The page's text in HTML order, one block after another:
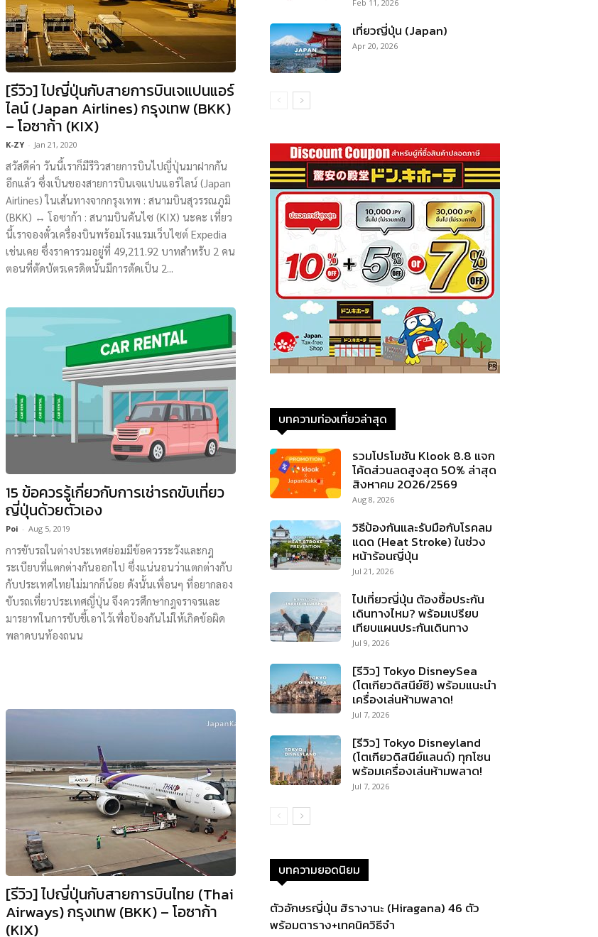
[รีวิว] ไปญี่ปุ่นกับสายการบินเจแปนแอร์
ไลน์ (Japan Airlines) กรุงเทพ (BKK)
– โอซาก้า (KIX)
K-ZY - Jan 21, 2020
สวัสดีค่า วันนี้เราก็มีรีวิวสายการบินไปญี่ปุ่นมาฝากกัน
อีกแล้ว ซึ่งเป็นของสายการบินเจแปนแอร์ไลน์ (Japan
Airlines) ในเส้นทางจากกรุงเทพ : สนามบินสุวรรณภูมิ
(BKK) ↔ โอซาก้า : สนามบินคันไซ (KIX) นะคะ เที่ยว
นี้เราจองตั๋วเครื่องบินพร้อมโรงแรมเว็บไซต์ Expedia
เช่นเคย ซึ่งราคารวมอยู่ที่ 49,211.92 บาทสำหรับ 2 คน
ตอนที่ตัดบัตรเครดิตนั้นมีการตัดเป็น 2...
15 ข้อควรรู้เกี่ยวกับการเช่ารถขับเที่ยว
ญี่ปุ่นด้วยตัวเอง
Poi - Aug 5, 2019
การขับรถในต่างประเทศย่อมมีข้อควรระวังและกฎ
ระเบียบที่แตกต่างกันออกไป ซึ่งแน่นอนว่าแตกต่างกับ
กับประเทศไทยไม่มากก็น้อย ดังนั้นเพื่อนๆ ที่อยากลอง
ขับรถเที่ยวประเทศญี่ปุ่น จึงควรศึกษากฎจราจรและ
มารยาทในการขับขี้เอาไว้เพื่อป้องกันไม่ให้เกิดข้อผิด
พลาดบนท้องถนน
[รีวิว] ไปญี่ปุ่นกับสายการบินไทย (Thai
Airways) กรุงเทพ (BKK) – โอซาก้า
(KIX)
Feb 11, 2026
เที่ยวญี่ปุ่น (Japan)
Apr 20, 2026
บทความท่องเที่ยวล่าสุด
รวมโปรโมชัน Klook 8.8 แจก
โค้ดส่วนลดสูงสุด 50% ล่าสุด
สิงหาคม 2026/2569
Aug 8, 2026
วิธีป้องกันและรับมือกับโรคลม
แดด (Heat Stroke) ในช่วง
หน้าร้อนญี่ปุ่น
Jul 21, 2026
ไปเที่ยวญี่ปุ่น ต้องซื้อประกัน
เดินทางไหม? พร้อมเปรียบ
เทียบแผนประกันเดินทาง
Jul 9, 2026
[รีวิว] Tokyo DisneySea
(โตเกียวดิสนีย์ซี) พร้อมแนะนำ
เครื่องเล่นห้ามพลาด!
Jul 7, 2026
[รีวิว] Tokyo Disneyland
(โตเกียวดิสนีย์แลนด์) ทุกโซน
พร้อมเครื่องเล่นห้ามพลาด!
Jul 7, 2026
บทความยอดนิยม
ตัวอักษรญี่ปุ่น ฮิรางานะ (Hiragana) 46 ตัว
พร้อมตาราง+เทคนิควิธีจำ